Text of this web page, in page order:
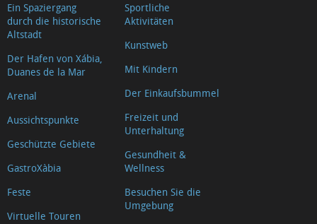
Ein Spaziergang
durch die historische
Altstadt
Der Hafen von Xábia,
Duanes de la Mar
Arenal
Aussichtspunkte
Geschützte Gebiete
GastroXàbia
Feste
Virtuelle Touren
Sportliche
Aktivitäten
Kunstweb
Mit Kindern
Der Einkaufsbummel
Freizeit und
Unterhaltung
Gesundheit &
Wellness
Besuchen Sie die
Umgebung